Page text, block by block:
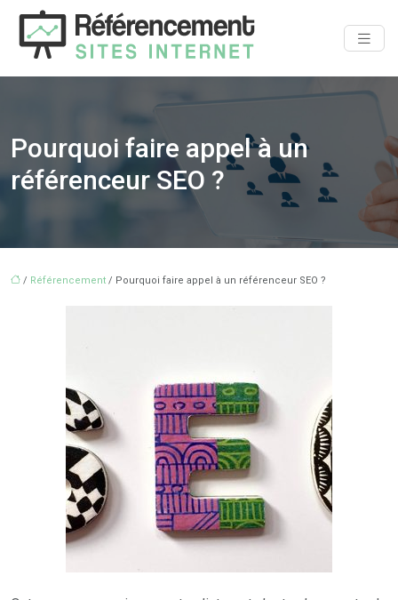
Pourquoi faire appel à un
référenceur SEO ?
/ Référencement / Pourquoi faire appel à un référenceur SEO ?